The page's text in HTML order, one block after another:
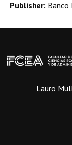
Publisher: Banco
Lauro